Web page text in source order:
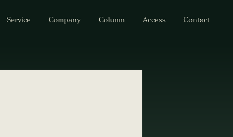
Service Company Column Access Contact